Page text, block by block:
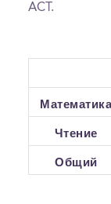
ACT.
Чтение
Общий